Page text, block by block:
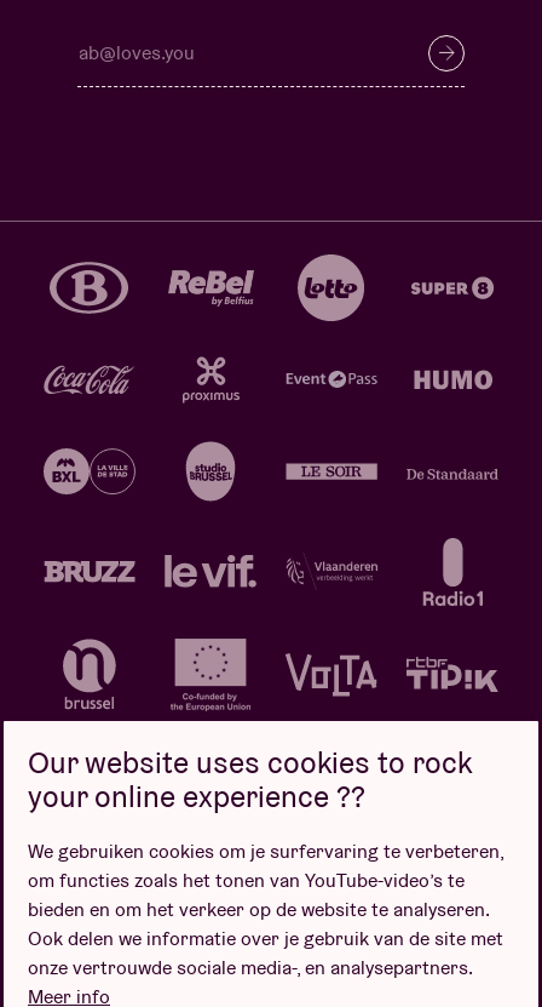
Privacybeleid Cookiebeleid
Verkoopsvoorwaarden
Design door
Our website uses cookies to rock
your online experience ??
We gebruiken cookies om je surfervaring te verbeteren,
om functies zoals het tonen van YouTube-video’s te
bieden en om het verkeer op de website te analyseren.
Ook delen we informatie over je gebruik van de site met
onze vertrouwde sociale media-, en analysepartners.
Meer info